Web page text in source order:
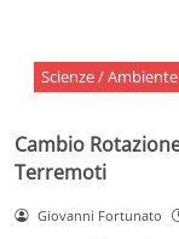
Scienze / Ambiente
Cambio
Terremoti
Giovanni Fortunato